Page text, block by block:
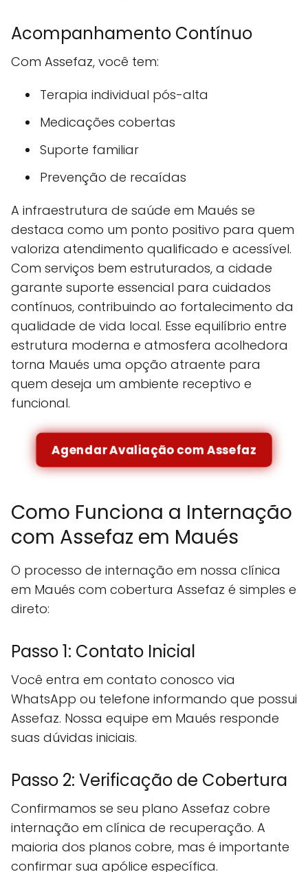
Acompanhamento Contínuo
Com Assefaz, você tem:
Terapia individual pós-alta
Medicações cobertas
Suporte familiar
Prevenção de recaídas
A infraestrutura de saúde em Maués se
destaca como um ponto positivo para quem
valoriza atendimento qualificado e acessível.
Com serviços bem estruturados, a cidade
garante suporte essencial para cuidados
contínuos, contribuindo ao fortalecimento da
qualidade de vida local. Esse equilíbrio entre
estrutura moderna e atmosfera acolhedora
torna Maués uma opção atraente para
quem deseja um ambiente receptivo e
funcional.
Agendar Avaliação com Assefaz
Como Funciona a Internação
com Assefaz em Maués
O processo de internação em nossa clínica
em Maués com cobertura Assefaz é simples e
direto:
Passo 1: Contato Inicial
Você entra em contato conosco via
WhatsApp ou telefone informando que possui
Assefaz. Nossa equipe em Maués responde
suas dúvidas iniciais.
Passo 2: Verificação de Cobertura
Confirmamos se seu plano Assefaz cobre
internação em clínica de recuperação. A
maioria dos planos cobre, mas é importante
confirmar sua apólice específica.